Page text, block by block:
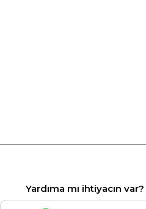
Yardıma mı ihtiyacın var?